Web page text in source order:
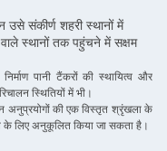
संकीर्ण शहरी स्थानों में
स्थानों तक पहुंचने में सक्षम
पानी टैंकरों की स्थायित्व और
स्थितियों में भी।
अनुप्रयोगों की एक विस्तृत श्रृंखला के
के लिए अनुकूलित किया जा सकता है।